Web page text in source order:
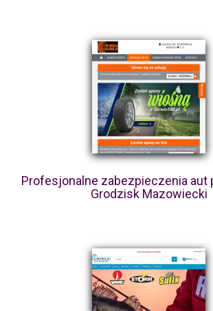
Profesjonalne zabezpieczenia aut
Grodzisk Mazowiecki